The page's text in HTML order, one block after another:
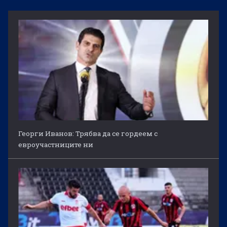
Георги Иванов: Трябва да се гордеем с
евроучастниците ни